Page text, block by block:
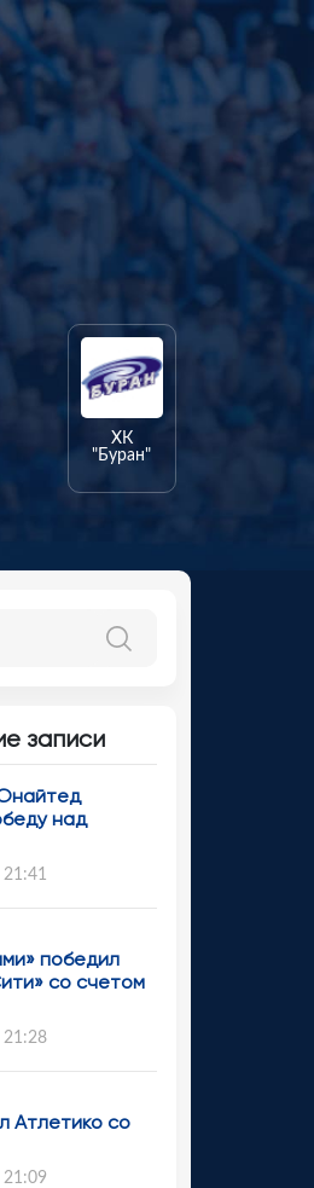
ХК
"Буран"
записи
над
21:41
победил
со счетом
21:28
Атлетико со
21:09